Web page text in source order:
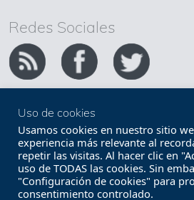
Redes Sociales
Copyright FEMP
Términos legales
Términos y condiciones de
Uso de cookies
Usamos cookies en nuestro sitio
experiencia más relevante al
repetir las visitas. Al hacer clic en
uso de TODAS las cookies. Sin
"Configuración de cookies" para
consentimiento controlado.